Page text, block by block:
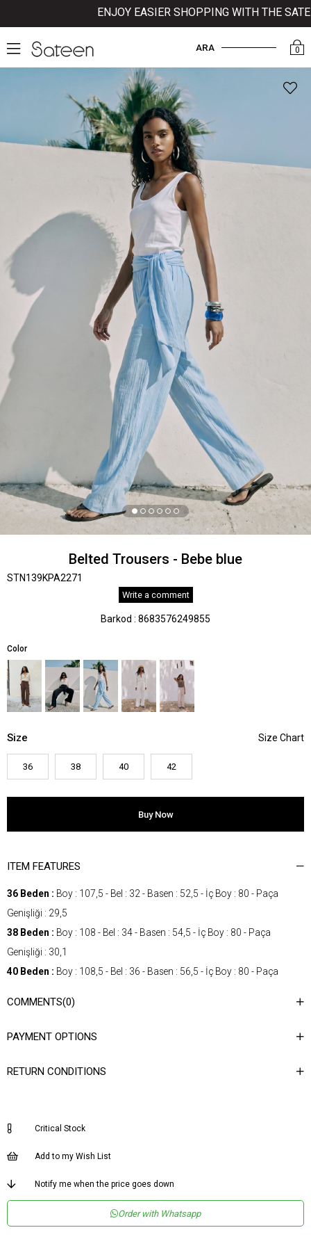
ENJOY EASIER SHOPPING WITH THE
0
ARA
Belted Trousers - Bebe blue
STN139KPA2271
Write a comment
Barkod : 8683576249855
Color
Size
36 38 40 42
ITEM FEATURES
36 Beden : Boy : 107,5 - Bel : 32 - Basen : 52,5 - İç Boy : 80 - Paça
Genişliği : 29,5
38 Beden : Boy : 108 - Bel : 34 - Basen : 54,5 - İç Boy : 80 - Paça
Genişliği : 30,1
40 Beden : Boy : 108,5 - Bel : 36 - Basen : 56,5 - İç Boy : 80 - Paça
Boy : 109 - Bel : 38 - Basen : 58,5 - İç Boy : 80 - Paça
Materyal
Desen Düz
Dokuma Tipi Düz Dokuma
Materyal Viskon Karışımlı
COMMENTS(0)
PAYMENT OPTIONS
RETURN CONDITIONS
Critical Stock
Add to my Wish List
Notify me when the price goes down
Order with Whatsapp